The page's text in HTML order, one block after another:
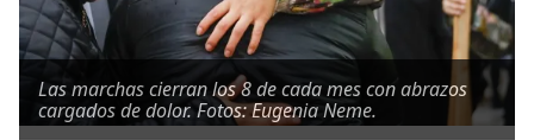
Las marchas cierran los 8 de cada mes con abrazos
cargados de dolor. Fotos: Eugenia Neme.